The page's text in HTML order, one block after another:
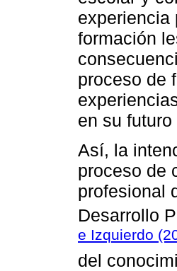
experiencia
formación
proceso de
en su
Así, la
proceso de
profesional
Desarrollo
e Izquierdo
del